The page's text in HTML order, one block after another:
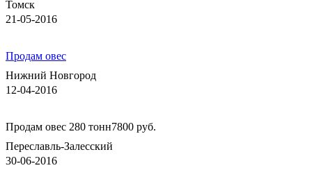
Томск
21-05-2016
Продам овес
Нижний Новгород
12-04-2016
Продам овес 280 тонн7800 руб.
Переславль-Залесский
30-06-2016